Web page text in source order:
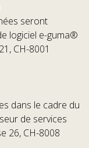
seront
logiciel e-guma®
CH-8001
dans le cadre du
de services
26, CH-8008